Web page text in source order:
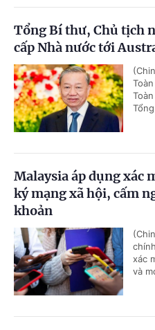
Tổng Bí thư, Chủ tịch
cấp Nhà nước tới
Malaysia áp dụng xác
ký mạng xã hội, cấm
khoản
xác
và